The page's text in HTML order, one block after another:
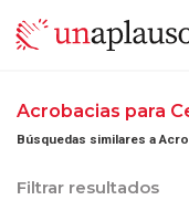
Acrobacias para
Búsquedas similares a
Filtrar resultados